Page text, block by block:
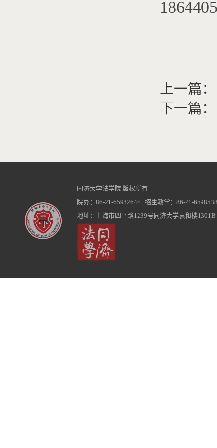
上一篇
下一篇
同济大学法学院 版权所有
院办：86-21-65982644 招生教学：86-21-
地址：上海市四平路1239号同济大学衷和楼1301B